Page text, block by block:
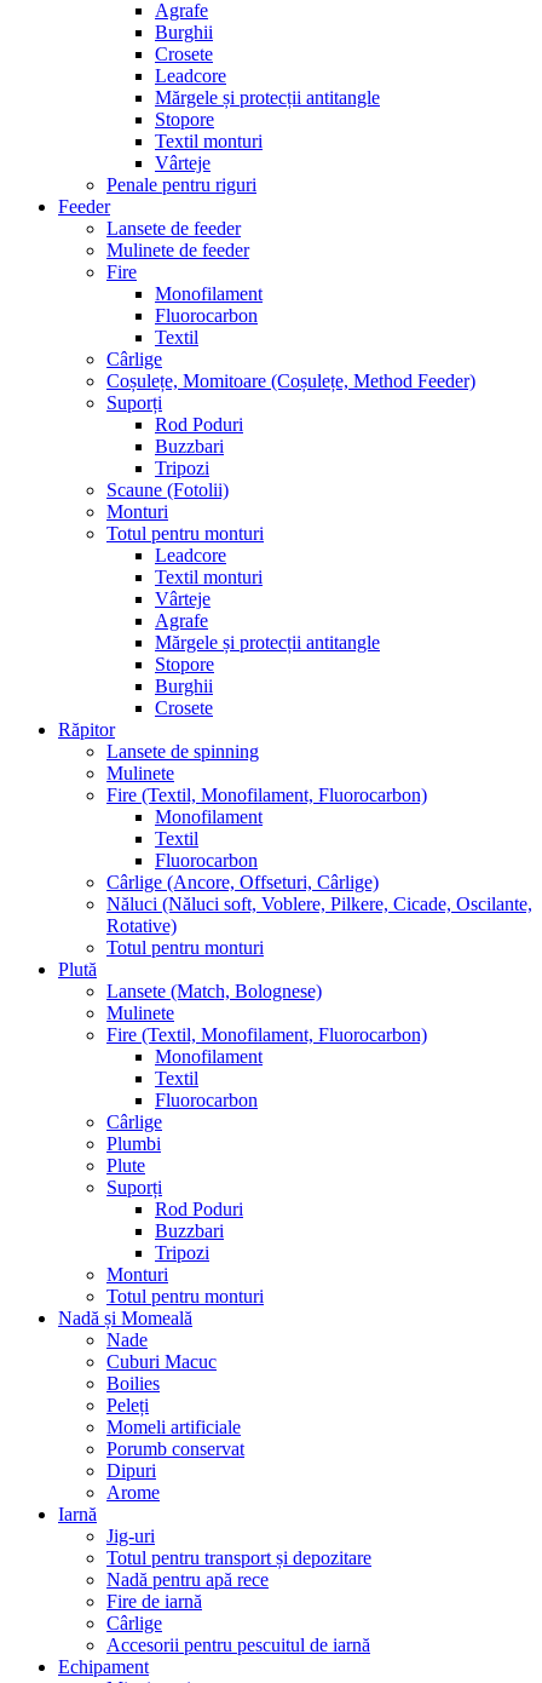
Agrafe
Burghii
Crosete
Leadcore
Mărgele și protecții antitangle
Stopore
Textil monturi
Vârteje
Penale pentru riguri
Feeder
Lansete de feeder
Mulinete de feeder
Fire
Monofilament
Fluorocarbon
Textil
Cârlige
Coșulețe, Momitoare (Coșulețe, Method Feeder)
Suporți
Rod Poduri
Buzzbari
Tripozi
Scaune (Fotolii)
Monturi
Totul pentru monturi
Leadcore
Textil monturi
Vârteje
Agrafe
Mărgele și protecții antitangle
Stopore
Burghii
Crosete
Răpitor
Lansete de spinning
Mulinete
Fire (Textil, Monofilament, Fluorocarbon)
Monofilament
Textil
Fluorocarbon
Cârlige (Ancore, Offseturi, Cârlige)
Năluci (Năluci soft, Voblere, Pilkere, Cicade, Oscilante,
Rotative)
Totul pentru monturi
Plută
Lansete (Match, Bolognese)
Mulinete
Fire (Textil, Monofilament, Fluorocarbon)
Monofilament
Textil
Fluorocarbon
Cârlige
Plumbi
Plute
Suporți
Rod Poduri
Buzzbari
Tripozi
Monturi
Totul pentru monturi
Nadă și Momeală
Nade
Cuburi Macuc
Boilies
Peleți
Momeli artificiale
Porumb conservat
Dipuri
Arome
Iarnă
Jig-uri
Totul pentru transport și depozitare
Nadă pentru apă rece
Fire de iarnă
Cârlige
Accesorii pentru pescuitul de iarnă
Echipament